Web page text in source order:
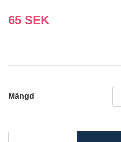
65 SEK
Mängd